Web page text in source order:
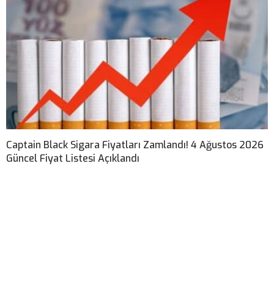
Captain Black Sigara Fiyatları Zamlandı! 4 Ağustos 2026
Güncel Fiyat Listesi Açıklandı